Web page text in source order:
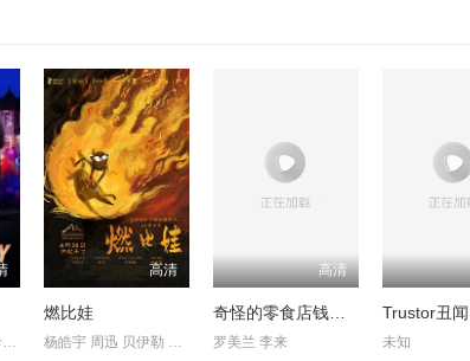
CandiceLidstone 卡梅伦·布罗德 马克·戴 EdenBroda BryceWynte
高清
燃比娃
高清
奇怪的零食店钱天堂
罗美兰 李来 未知